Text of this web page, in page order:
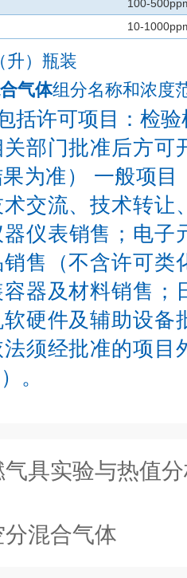
100-
10-
升）瓶装
气体组分名称和浓度
括许可项目：检
部门批准后方可
为准） 一般项
交流、技术转让
仪表销售；电子
售（不含许可类
器及材料销售；
硬件及辅助设备
须经批准的项目
。
气具实验与热值
分混合气体